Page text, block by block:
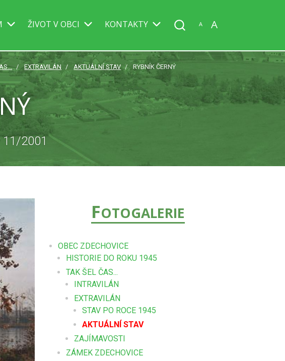
ŽIVOT V OBCI KONTAKTY A A
EXTRAVILÁN AKTUÁLNÍ STAV RYBNÍK ČERNÝ
11/2001
FOTOGALERIE
OBEC ZDECHOVICE
HISTORIE DO ROKU 1945
TAK ŠEL ČAS...
INTRAVILÁN
EXTRAVILÁN
STAV PO ROCE 1945
AKTUÁLNÍ STAV
ZAJÍMAVOSTI
ZÁMEK ZDECHOVICE